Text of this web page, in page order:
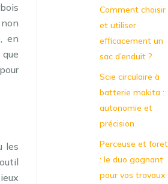
en
les
Comment choisir
et utiliser
efficacement un
sac d’enduit ?
Scie circulaire à
batterie makita :
autonomie et
précision
Perceuse et foret
: le duo gagnant
pour vos travaux